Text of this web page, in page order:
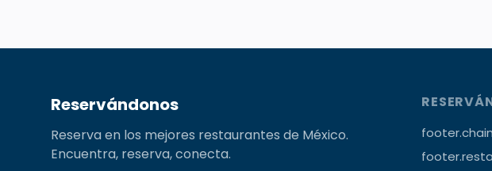
Reservándonos
Reserva en los mejores restaurantes de México.
Encuentra, reserva, conecta.